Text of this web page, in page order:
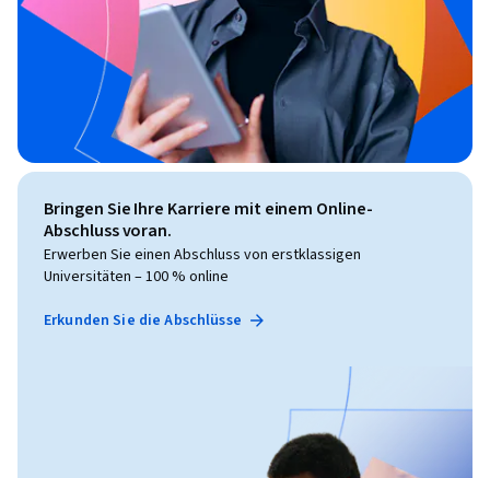
Bringen Sie Ihre Karriere mit einem Online-
Abschluss voran.
Erwerben Sie einen Abschluss von erstklassigen
Universitäten – 100 % online
Erkunden Sie die Abschlüsse